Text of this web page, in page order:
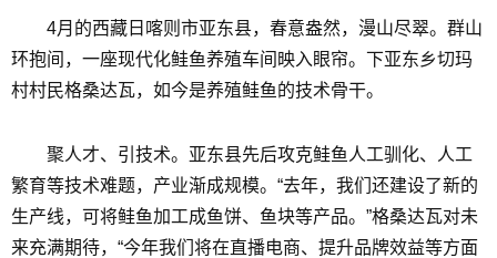
4月的西藏日喀则市亚东县，春意盎然，漫山尽翠。群山
环抱间，一座现代化鲑鱼养殖车间映入眼帘。下亚东乡切玛
村村民格桑达瓦，如今是养殖鲑鱼的技术骨干。
聚人才、引技术。亚东县先后攻克鲑鱼人工驯化、人工
繁育等技术难题，产业渐成规模。“去年，我们还建设了新的
生产线，可将鲑鱼加工成鱼饼、鱼块等产品。”格桑达瓦对未
来充满期待，“今年我们将在直播电商、提升品牌效益等方面